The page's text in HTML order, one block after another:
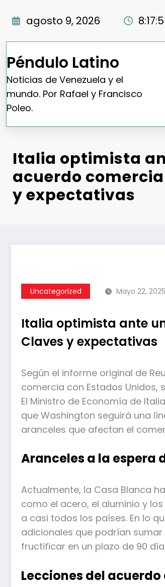
agosto 9, 2026
Péndulo Latino
Noticias de Venezuela y el
mundo. Por Rafael y Francisco
Poleo.
Italia optimista
acuerdo
y expectativas
Uncategorized Mayo 22, 2025
Italia optimista ante
Claves y expectativas
Según el informe original de
comercia con Estados Unidos,
El Ministro de Economía de
que Washington seguirá una
aranceles que afectan el
Aranceles a la espera
Actualmente, la Casa Blanca
como el acero, el aluminio y
a casi todos los países. En lo
adicionales que podrían
fructificar en un plazo de 90
Lecciones del